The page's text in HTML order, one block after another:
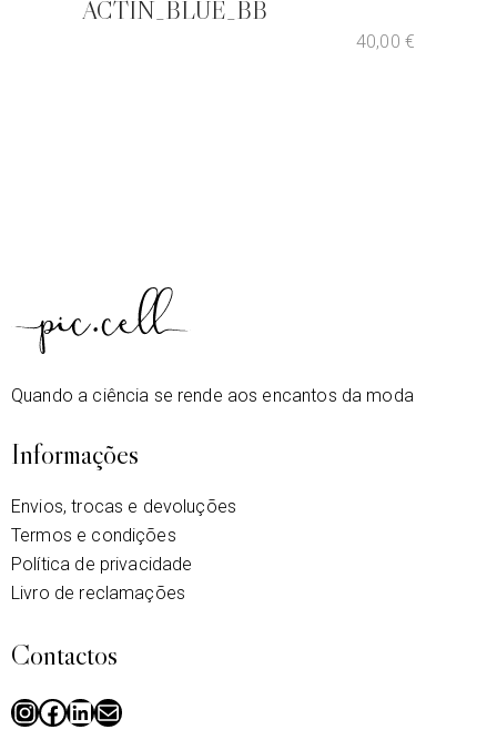
ACTIN_BLUE_BB
40,00 €
Quando a ciência se rende aos encantos da moda
Informações
Envios, trocas e devoluções
Termos e condições
Política de privacidade
Livro de reclamações
Contactos